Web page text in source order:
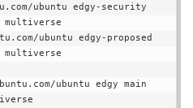
ubuntu edgy-security
ubuntu edgy-proposed
ubuntu edgy main